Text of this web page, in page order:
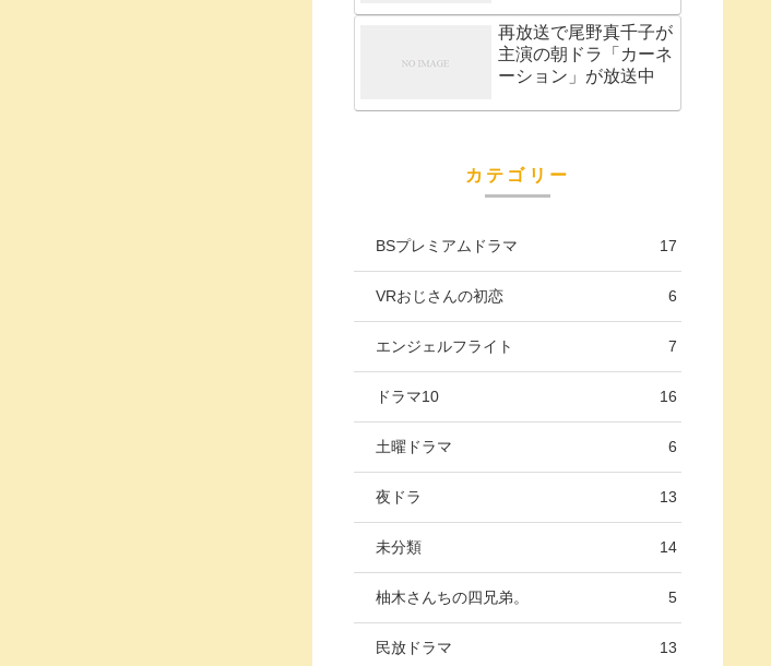
再放送で尾野真千子が
主演の朝ドラ「カーネ
ーション」が放送中
カテゴリー
BSプレミアムドラマ 17
VRおじさんの初恋 6
エンジェルフライト 7
ドラマ10 16
土曜ドラマ 6
夜ドラ 13
未分類 14
柚木さんちの四兄弟。 5
民放ドラマ 13